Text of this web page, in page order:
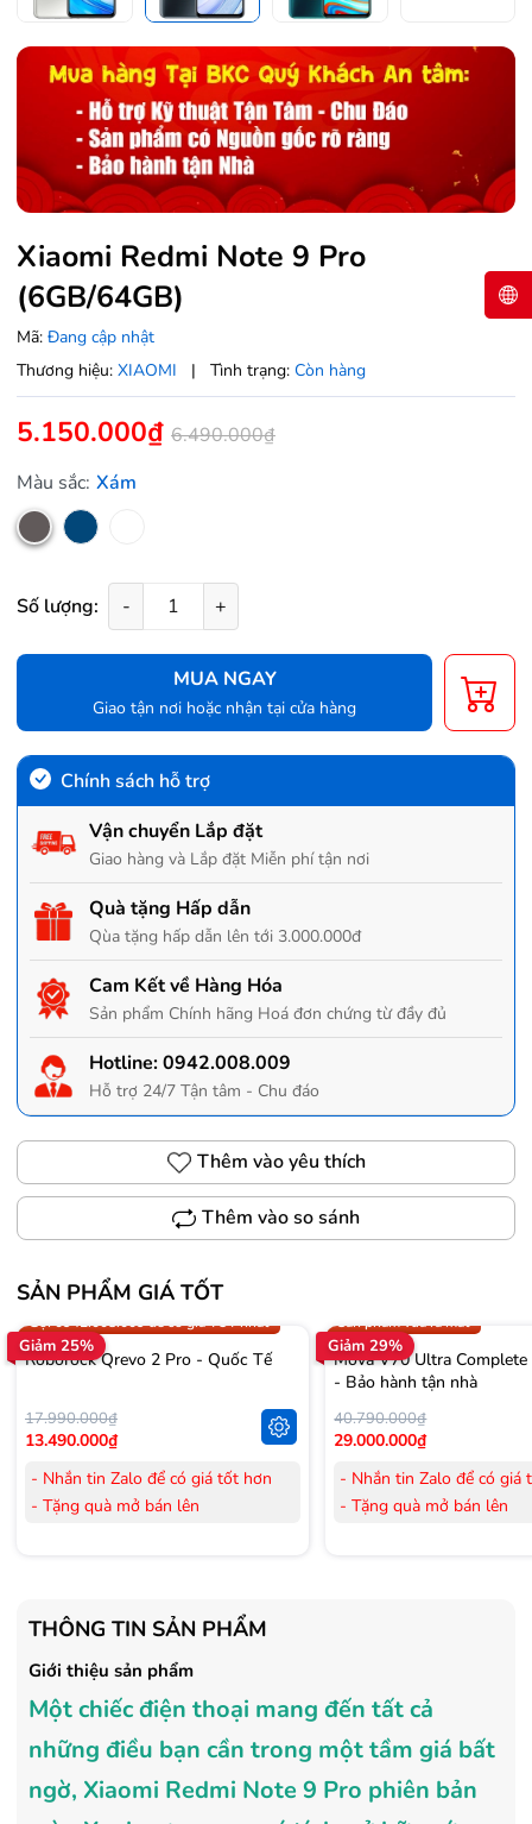
Xiaomi Redmi Note 9 Pro
(6GB/64GB)
Mã: Đang cập nhật
Thương hiệu: XIAOMI | Tình trạng: Còn hàng
5.150.000₫ 6.490.000₫
Màu sắc: Xám
Số lượng: - +
MUA NGAY
Giao tận nơi hoặc nhận tại cửa hàng
Chính sách hỗ trợ
Vận chuyển Lắp đặt
Giao hàng và Lắp đặt Miễn phí tận nơi
Quà tặng Hấp dẫn
Qùa tặng hấp dẫn lên tới 3.000.000đ
Cam Kết về Hàng Hóa
Sản phẩm Chính hãng Hoá đơn chứng từ đầy đủ
Hotline:0942.008.009
Hỗ trợ 24/7 Tận tâm - Chu đáo
Thêm vào yêu thích
Thêm vào so sánh
SẢN PHẨM GIÁ TỐT
Giảm 25%
Trợ giá 300.000đ
Gọi 0942.008.009 để có giá TỐT nhất
Roborock Qrevo 2 Pro - Quốc Tế
17.990.000₫
13.490.000₫
- Nhắn tin Zalo để có giá tốt hơn
- Tặng quà mở bán lên
- Tặng Voucher trị giá 150.000đ
mua Máy lọc Không khí
- Cam kết hàng mới 100%.
- Lắp đặt, HDSD tại nhà nội thành
Hà Nội, Hồ Chí Minh
- Vận chuyển Toàn Quốc.
- Bảo hành 24 tháng chính hãng
Giảm 29%
Sản phẩm vừa ra mắt
Mova V70 Ultra
- Bảo hành tận nhà
40.790.000₫
29.000.000₫
- Nhắn tin Zalo để có giá
- Tặng quà mở bán lên
- Lắp đặt, HDSD tại nhà
Hà Nội, Hồ Chí Minh
- Vận chuyển Toàn Quốc.
- Bảo hành 36 tháng
THÔNG TIN SẢN PHẨM
Giới thiệu sản phẩm
Một chiếc điện thoại mang đến tất cả
những điều bạn cần trong một tầm giá bất
ngờ, Xiaomi Redmi Note 9 Pro phiên bản